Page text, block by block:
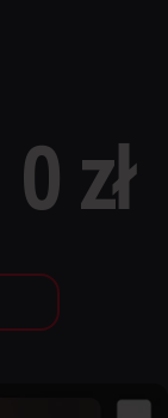
0 zł